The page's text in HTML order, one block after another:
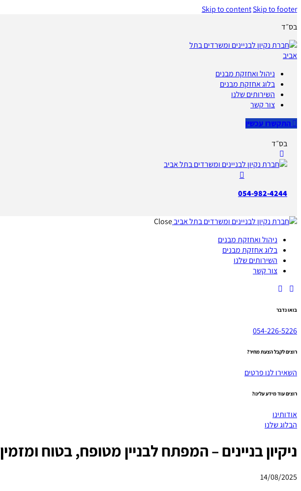
Skip to contentSkip to footer
בס״ד
ניהול ואחזקת מבנים
בלוג אחזקת מבנים
השירותים שלנו
צור קשר
התקשרו עכשיו
בס״ד
054-982-4244
Close
ניהול ואחזקת מבנים
בלוג אחזקת מבנים
השירותים שלנו
צור קשר
בואו נדבר
054-226-5226
רוצים לקבל הצעת מחיר?
השאירו לנו פרטים
רוצים עוד מידע עלינו?
אודותינו
הבלוג שלנו
ניקיון בניינים – המפתח לבניין מטופח, בטוח ומזמין
14/08/2025